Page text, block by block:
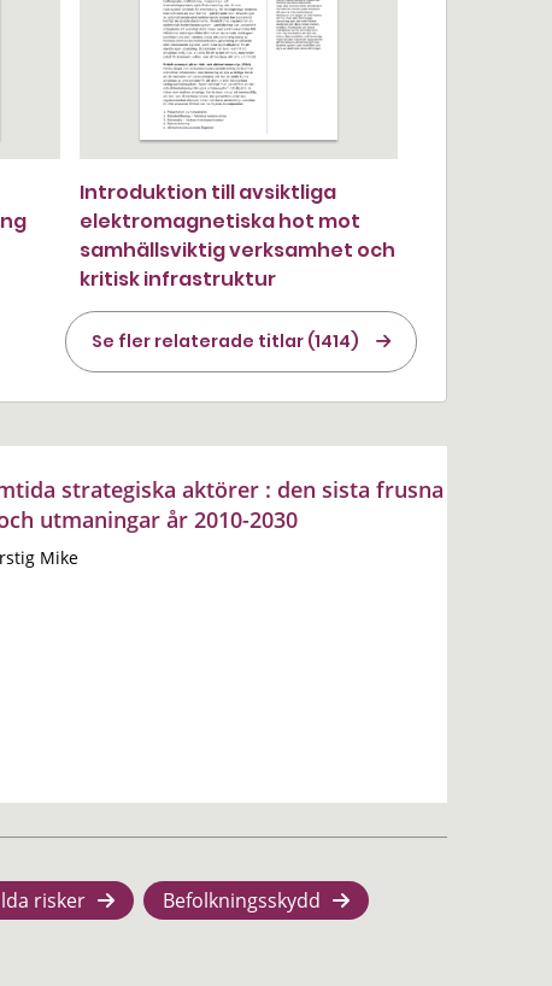
Introduktion till avsiktliga
elektromagnetiska hot mot
samhällsviktig verksamhet och
kritisk infrastruktur
Se fler relaterade titlar (1414)
strategiska aktörer : den sista frusna
utmaningar år 2010-2030
Mike
risker Befolkningsskydd